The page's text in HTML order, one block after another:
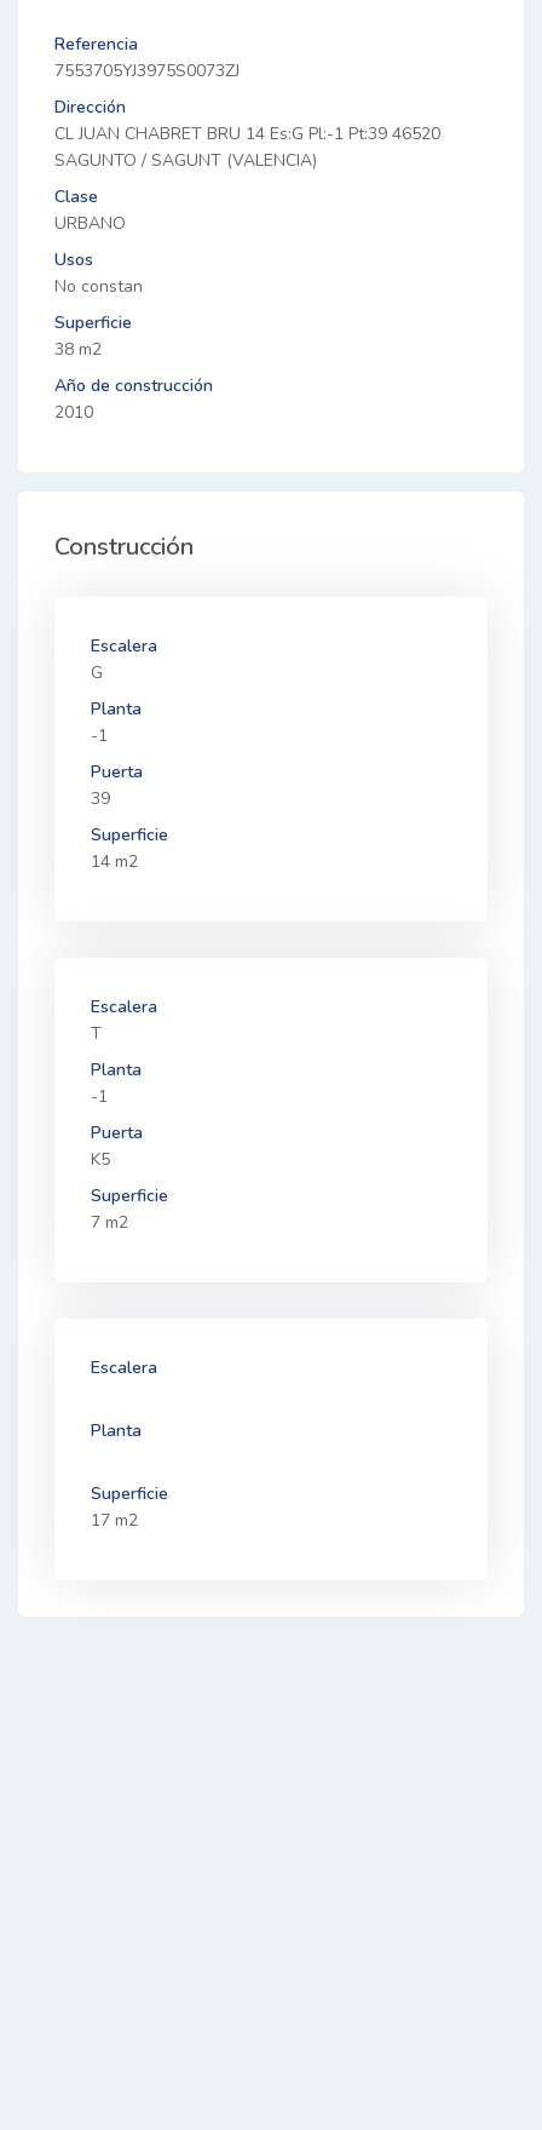
Referencia
7553705YJ3975S0073ZJ
Dirección
CL JUAN CHABRET BRU 14 Es:G Pl:-1 Pt:39 46520
SAGUNTO / SAGUNT (VALENCIA)
Clase
URBANO
Usos
No constan
Superficie
38 m2
Año de construcción
2010
Construcción
Escalera
G
Planta
-1
Puerta
39
Superficie
14 m2
Escalera
T
Planta
-1
Puerta
K5
Superficie
7 m2
Escalera
Planta
Superficie
17 m2